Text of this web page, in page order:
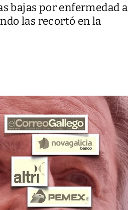
bajas por enfermedad a
las recortó en la